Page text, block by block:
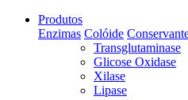
Produtos
Enzimas Colóide
Transglutaminase
Glicose Oxidase
Xilase
Lipase